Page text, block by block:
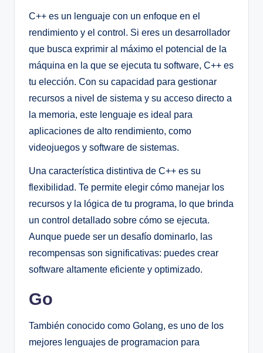
C++ es un lenguaje con un enfoque en el
rendimiento y el control. Si eres un desarrollador
que busca exprimir al máximo el potencial de la
máquina en la que se ejecuta tu software, C++ es
tu elección. Con su capacidad para gestionar
recursos a nivel de sistema y su acceso directo a
la memoria, este lenguaje es ideal para
aplicaciones de alto rendimiento, como
videojuegos y software de sistemas.
Una característica distintiva de C++ es su
flexibilidad. Te permite elegir cómo manejar los
recursos y la lógica de tu programa, lo que brinda
un control detallado sobre cómo se ejecuta.
Aunque puede ser un desafío dominarlo, las
recompensas son significativas: puedes crear
software altamente eficiente y optimizado.
Go
También conocido como Golang, es uno de los
mejores lenguajes de programacion para